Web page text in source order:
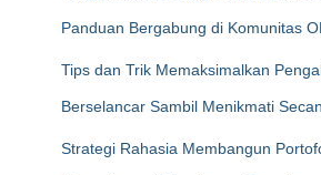
Panduan Bergabung di Komunitas
Tips dan Trik Memaksimalkan
Berselancar Sambil Menikmati
Strategi Rahasia Membangun